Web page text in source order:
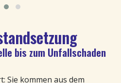
bis zum Unfallschaden
Sie kommen aus dem